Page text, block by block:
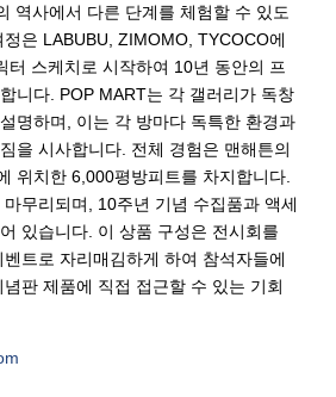
역사에서 다른 단계를 체험할 수 있도
은 LABUBU, ZIMOMO, TYCOCO에
터 스케치로 시작하여 10년 동안의 프
니다. POP MART는 각 갤러리가 독창
명하며, 이는 각 방마다 독특한 환경과
을 시사합니다. 전체 경험은 맨해튼의
위치한 6,000평방피트를 차지합니다.
무리되며, 10주년 기념 수집품과 액세
있습니다. 이 상품 구성은 전시회를
트로 자리매김하게 하여 참석자들에
판 제품에 직접 접근할 수 있는 기회